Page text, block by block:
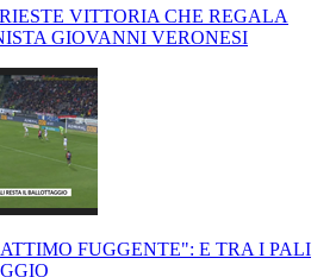
VITTORIA CHE REGALA
GIOVANNI VERONESI
FUGGENTE": E TRA I PALI